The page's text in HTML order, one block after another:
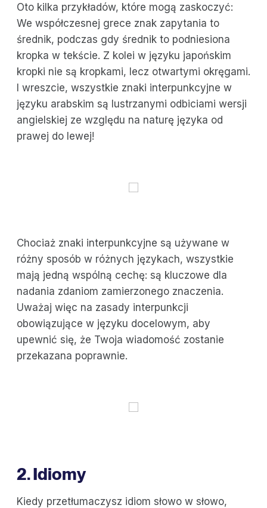
Oto kilka przykładów, które mogą zaskoczyć:
We współczesnej grece znak zapytania to
średnik, podczas gdy średnik to podniesiona
kropka w tekście. Z kolei w języku japońskim
kropki nie są kropkami, lecz otwartymi okręgami.
I wreszcie, wszystkie znaki interpunkcyjne w
języku arabskim są lustrzanymi odbiciami wersji
angielskiej ze względu na naturę języka od
prawej do lewej!
Chociaż znaki interpunkcyjne są używane w
różny sposób w różnych językach, wszystkie
mają jedną wspólną cechę: są kluczowe dla
nadania zdaniom zamierzonego znaczenia.
Uważaj więc na zasady interpunkcji
obowiązujące w języku docelowym, aby
upewnić się, że Twoja wiadomość zostanie
przekazana poprawnie.
2. Idiomy
Kiedy przetłumaczysz idiom słowo w słowo,